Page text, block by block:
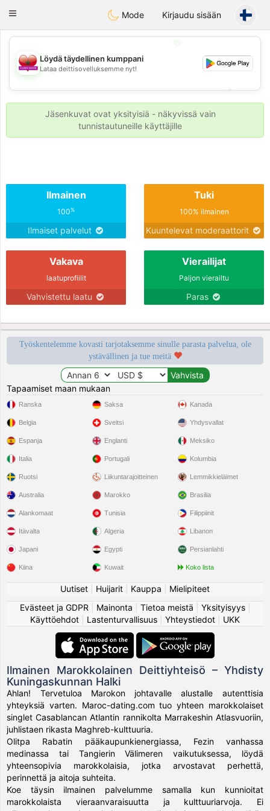
Maroc Dating
Toggle
Mode Kirjaudu sisään
💖
💕
💕
Löydä täydellinen kumppani
Lataa deittisovelluksemme nyt!
Jäsenkuvat ovat yksityisiä - näkyvissä vain
tunnistautuneille käyttäjille
Ilmainen
100%
Ilmaiset palvelut
Tuki
100% ilmainen
Kuuntelevat moderaattorit
Vakava
laatuprofiilit
Vahvistettu laatu
Vierailijat
Paljon vierailtu
Paras
Työskentelemme kovasti tarjotaksemme sinulle parasta palvelua, ole
ystävällinen ja tue meitä
Tapaamiset maan mukaan
Ranska
Belgia
Espanja
Italia
Ruotsi
Saksa
Sveitsi
Englanti
Portugali
Liikuntarajoitteinen
Kanada
Yhdysvallat
Meksiko
Kolumbia
Lemmikkieläimet
Australia
Alankomaat
Itävalta
Japani
Kiina
Marokko
Tunisia
Algeria
Egypti
Kuwait
Brasilia
Filippiinit
Libanon
Persianlahti
Koko lista
Uutiset Huijarit Kauppa
Mielipiteet
Evästeet ja GDPR
Mainonta Tietoa meistä Yksityisyys|
Käyttöehdot
Lastenturvallisuus Yhteystiedot UKK
Ilmainen Marokkolainen Deittiyhteisö – Yhdisty
Kuningaskunnan Halki
Ahlan! Tervetuloa Marokon johtavalle alustalle autenttisia
yhteyksiä varten. Maroc-dating.com tuo yhteen marokkolaiset
singlet Casablancan Atlantin rannikolta Marrakeshin Atlasvuoriin,
juhlistaen rikasta Maghreb-kulttuuria.
Olitpa Rabatin pääkaupunkienergiassa, Fezin vanhassa
medinassa tai Tangierin Välimeren vaikutuksessa, löydä
yhteensopivia marokkolaisia, jotka arvostavat perhettä,
perinnettä ja aitoja suhteita.
Koe täysin ilmainen palvelumme samalla kun kunnioitat
marokkolaista vieraanvaraisuutta ja kulttuuriarvoja. Ei